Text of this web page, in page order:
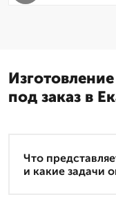
под заказ в
Что
и какие задачи